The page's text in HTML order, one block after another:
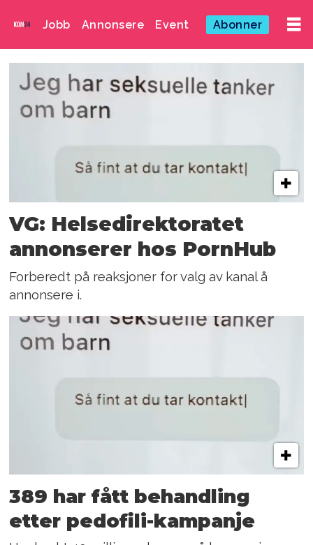
Jobb Annonsere Event Abonner
Emne:
seksuelle
barn
VG: Helsedirektoratet
annonserer hos PornHub
Forberedt på reaksjoner for valg av kanal å
annonsere i.
389 har fått behandling
etter pedofili-kampanje